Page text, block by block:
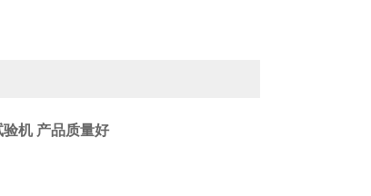
机 产品质量好